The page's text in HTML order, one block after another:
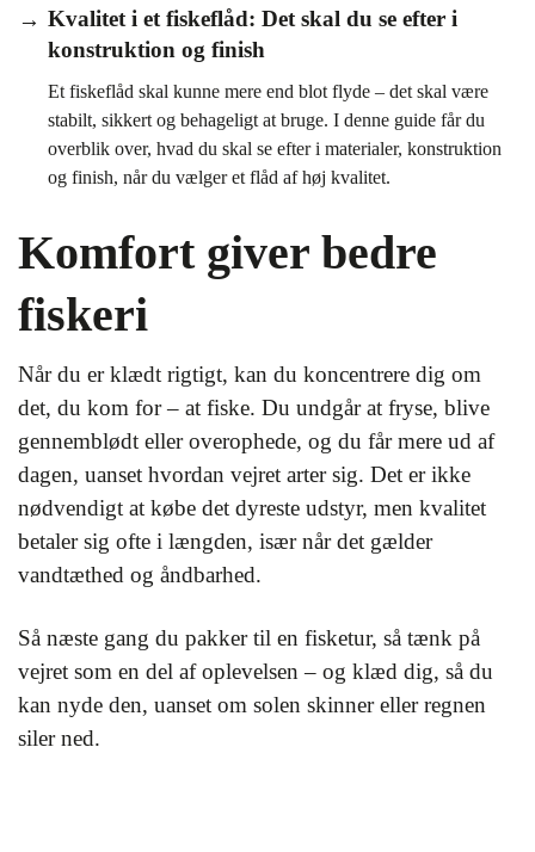
Kvalitet i et fiskeflåd: Det skal du se efter i
konstruktion og finish
Et fiskeflåd skal kunne mere end blot flyde – det skal være
stabilt, sikkert og behageligt at bruge. I denne guide får du
overblik over, hvad du skal se efter i materialer, konstruktion
og finish, når du vælger et flåd af høj kvalitet.
Komfort giver bedre
fiskeri
Når du er klædt rigtigt, kan du koncentrere dig om
det, du kom for – at fiske. Du undgår at fryse, blive
gennemblødt eller overophede, og du får mere ud af
dagen, uanset hvordan vejret arter sig. Det er ikke
nødvendigt at købe det dyreste udstyr, men kvalitet
betaler sig ofte i længden, især når det gælder
vandtæthed og åndbarhed.
Så næste gang du pakker til en fisketur, så tænk på
vejret som en del af oplevelsen – og klæd dig, så du
kan nyde den, uanset om solen skinner eller regnen
siler ned.